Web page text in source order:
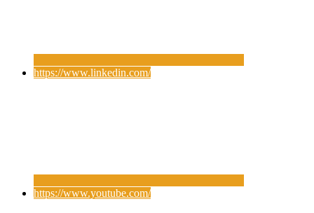
https://www.linkedin.com/
https://www.youtube.com/